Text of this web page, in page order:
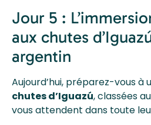
Jour 5 :
aux chutes
argentin
Aujourd’hui, préparez-vous à
chutes d’Iguazú, classées
vous attendent dans toute